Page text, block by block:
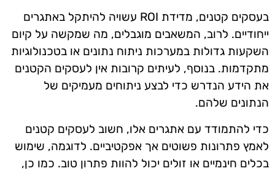
בעסקים קטנים, מדידת ROI עשויה להיתקל באתגרים
ייחודיים. לרוב, המשאבים מוגבלים, מה שמקשה על קיום
השקעות גדולות במערכות ניתוח נתונים או בטכנולוגיות
מתקדמות. בנוסף, לעיתים קרובות אין לעסקים הקטנים
את הידע הנדרש כדי לבצע ניתוחים מעמיקים של
הנתונים שלהם.
כדי להתמודד עם אתגרים אלו, חשוב לעסקים קטנים
לאמץ פתרונות פשוטים אך אפקטיביים. לדוגמה, שימוש
בכלים חינמיים או זולים יכול להוות פתרון טוב. כמו כן,